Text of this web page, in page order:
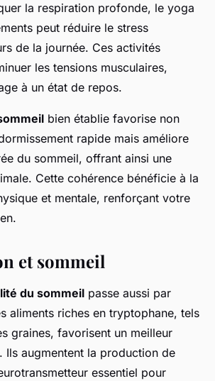
la respiration profonde, le yoga
peut réduire le stress
de la journée. Ces activités
les tensions musculaires,
à un état de repos.
bien établie favorise non
rapide mais améliore
du sommeil, offrant ainsi une
Cette cohérence bénéficie à la
et mentale, renforçant votre
et sommeil
du sommeil passe aussi par
aliments riches en tryptophane, tels
graines, favorisent un meilleur
Ils augmentent la production de
essentiel pour